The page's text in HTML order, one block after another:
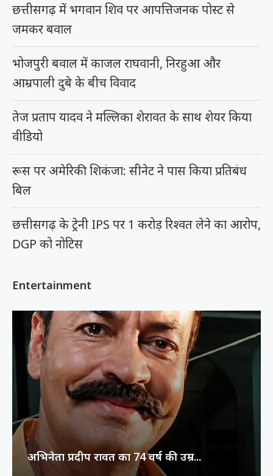
छत्तीसगढ़ में भगवान शिव पर आपत्तिजनक पोस्ट से
जमकर बवाल
भोजपुरी बवाल में काजल राघवानी, निरहुआ और
आम्रपाली दुबे के बीच विवाद
तेज प्रताप यादव ने मल्लिका शेरावत के साथ शेयर किया
वीडियो
रूस पर अमेरिकी शिकंजा: सीनेट ने पास किया प्रतिबंध
बिल
छत्तीसगढ़ के ट्रेनी IPS पर 1 करोड़ रिश्वत लेने का आरोप,
DGP को नोटिस
Entertainment
अभिनेता प्रदीप रावत का 74 वर्ष की उम्र...